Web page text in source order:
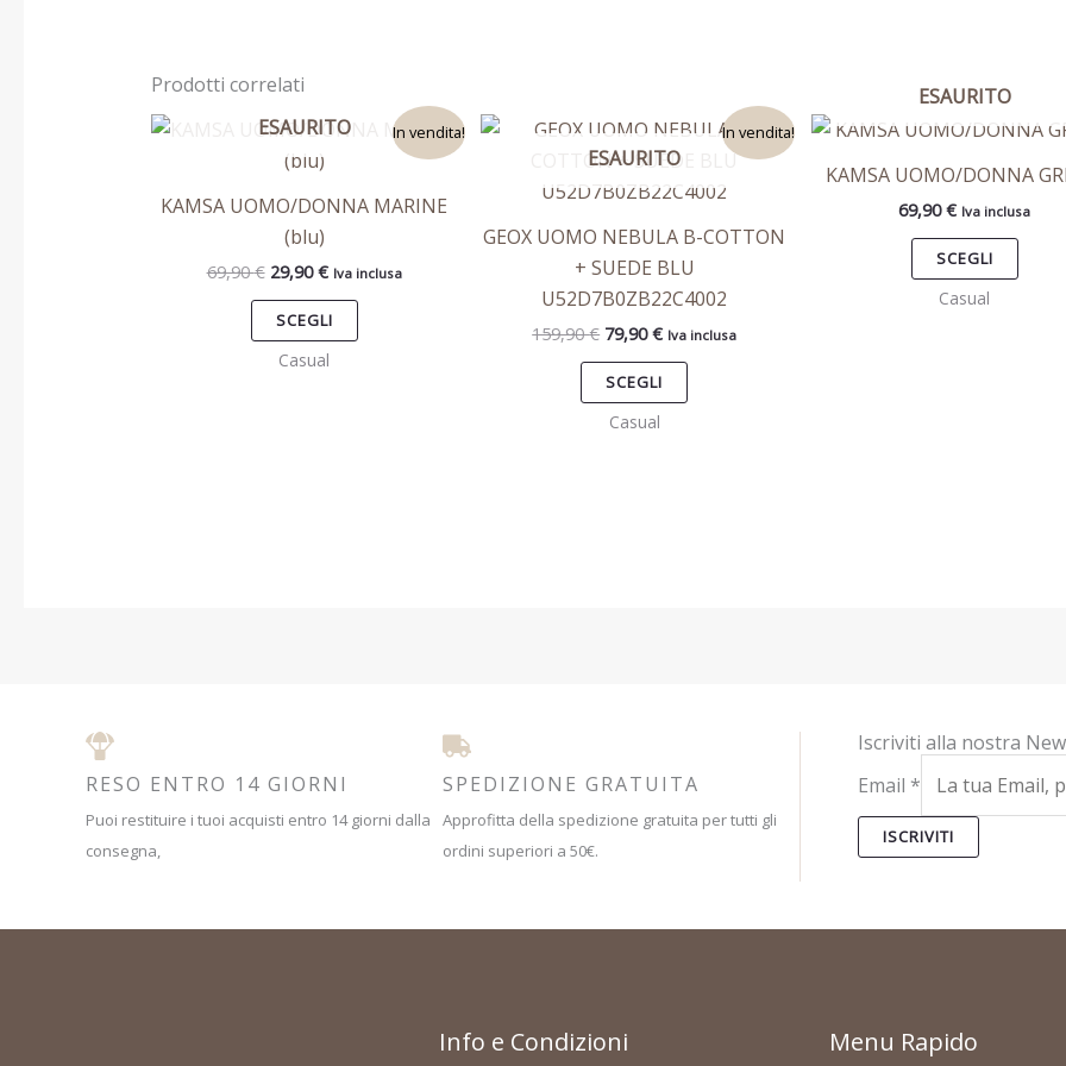
Prodotti correlati
In vendita!
ESAURITO
KAMSA UOMO/DONNA MARINE
(blu)
69,90€
Il
originale
69,90 €.
29,90€
Il
29,90 €.
Iva inclusa
SCEGLI
Questo
prodotto
più
Le
possono
Casual
In vendita!
ESAURITO
GEOX UOMO NEBULA B-COTTON
+ SUEDE BLU
U52D7B0ZB22C4002
159,90€
Il
originale
era:
79,90€
Il
attuale
è:
Iva inclusa
SCEGLI
Questo
prodotto
ha
varianti.
Le
opzioni
possono
scelte
Casual
ESAURITO
KAMSA UOMO/DONNA
69,90€ Iva inclusa
SCEGLI
ha
più
Le
Casual
RESO ENTRO 14 GIORNI
Puoi restituire i tuoi acquisti entro 14 giorni dalla
consegna,
SPEDIZIONE GRATUITA
Approfitta della spedizione gratuita per tutti gli
ordini superiori a 50€.
Iscriviti alla nostra
Email *
ISCRIVITI
Info e Condizioni Menu Rapido